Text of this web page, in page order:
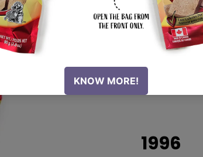
1996